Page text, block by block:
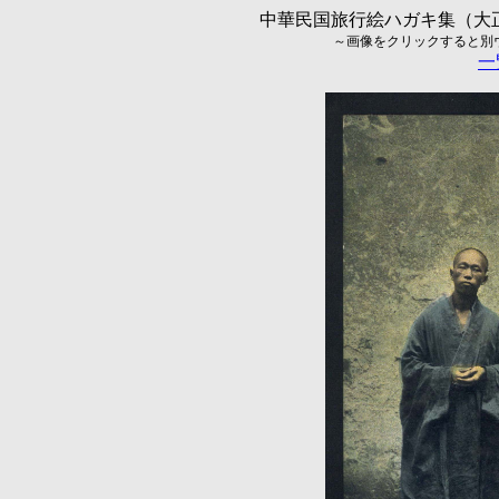
中華民国旅行絵ハガキ集（
～画像をクリックすると
一